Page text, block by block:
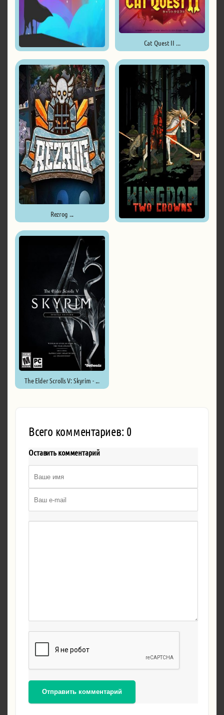
Cat Quest II ...
Rezrog ...
The Elder Scrolls V: Skyrim - ...
Всего комментариев: 0
Оставить комментарий
Отправить комментарий